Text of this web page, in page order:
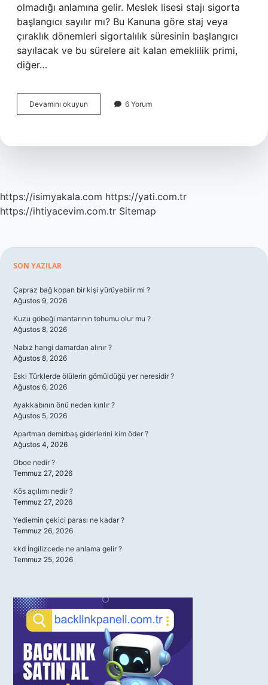
olmadığı anlamına gelir. Meslek lisesi stajı sigorta
başlangıcı sayılır mı? Bu Kanuna göre staj veya
çıraklık dönemleri sigortalılık süresinin başlangıcı
sayılacak ve bu sürelere ait kalan emeklilik primi,
diğer…
Devamını okuyun
Ve
Nedir
6 Yorum
https://isimyakala.com https://yati.com.tr
https://ihtiyacevim.com.tr Sitemap
Sidebar
SON YAZILAR
Çapraz bağ kopan bir kişi yürüyebilir mi ?
Ağustos 9, 2026
Kuzu göbeği mantarının tohumu olur mu ?
Ağustos 8, 2026
Nabız hangi damardan alınır ?
Ağustos 8, 2026
Eski Türklerde ölülerin gömüldüğü yer neresidir ?
Ağustos 6, 2026
Ayakkabının önü neden kırılır ?
Ağustos 5, 2026
Apartman demirbaş giderlerini kim öder ?
Ağustos 4, 2026
Oboe nedir ?
Temmuz 27, 2026
Kös açılımı nedir ?
Temmuz 27, 2026
Yediemin çekici parası ne kadar ?
Temmuz 26, 2026
kkd İngilizcede ne anlama gelir ?
Temmuz 25, 2026